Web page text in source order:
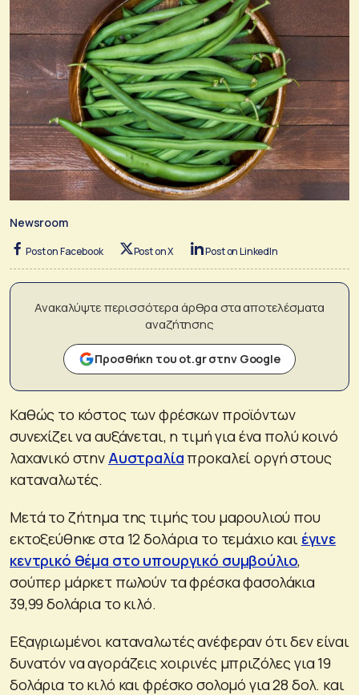
Newsroom
Post on Facebook Post on X Post on LinkedIn
Ανακαλύψτε περισσότερα άρθρα στα αποτελέσματα
αναζήτησης
Προσθήκη του ot.gr στην Google
Καθώς το κόστος των φρέσκων προϊόντων
συνεχίζει να αυξάνεται, η τιμή για ένα πολύ κοινό
λαχανικό στην Αυστραλία προκαλεί οργή στους
καταναλωτές.
Μετά το ζήτημα της τιμής του μαρουλιού που
εκτοξεύθηκε στα 12 δολάρια το τεμάχιο και έγινε
κεντρικό θέμα στο υπουργικό συμβούλιο,
σούπερ μάρκετ πωλούν τα φρέσκα φασολάκια
39,99 δολάρια το κιλό.
Εξαγριωμένοι καταναλωτές ανέφεραν ότι δεν είναι
δυνατόν να αγοράζεις χοιρινές μπριζόλες για 19
δολάρια το κιλό και φρέσκο σολομό για 28 δολ. και